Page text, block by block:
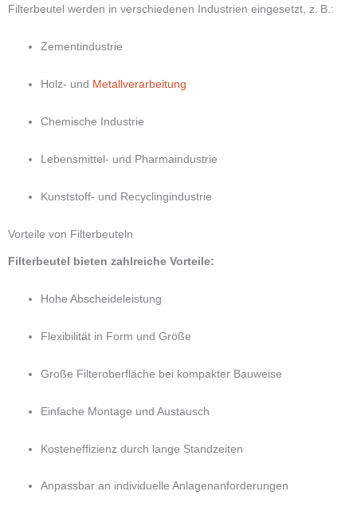
Filterbeutel werden in verschiedenen Industrien eingesetzt, z. B.:
Zementindustrie
Holz- und Metallverarbeitung
Chemische Industrie
Lebensmittel- und Pharmaindustrie
Kunststoff- und Recyclingindustrie
Vorteile von Filterbeuteln
Filterbeutel bieten zahlreiche Vorteile:
Hohe Abscheideleistung
Flexibilität in Form und Größe
Große Filteroberfläche bei kompakter Bauweise
Einfache Montage und Austausch
Kosteneffizienz durch lange Standzeiten
Anpassbar an individuelle Anlagenanforderungen